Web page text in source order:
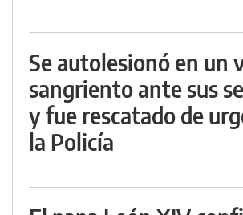
Se autolesionó en un
sangriento ante sus
y fue rescatado de
la Policía